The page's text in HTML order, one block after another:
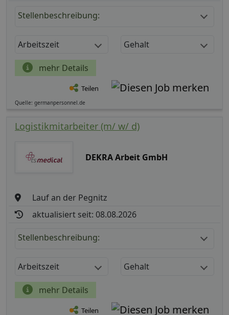
Stellenbeschreibung:
Arbeitszeit Gehalt
mehr Details
Teilen
Quelle: germanpersonnel.de
Logistikmitarbeiter (m/ w/ d)
DEKRA Arbeit GmbH
Lauf an der Pegnitz
aktualisiert seit: 08.08.2026
Stellenbeschreibung:
Arbeitszeit Gehalt
mehr Details
Teilen